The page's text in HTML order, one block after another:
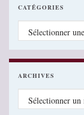
CATÉGORIES
Catégories
ARCHIVES
Archives